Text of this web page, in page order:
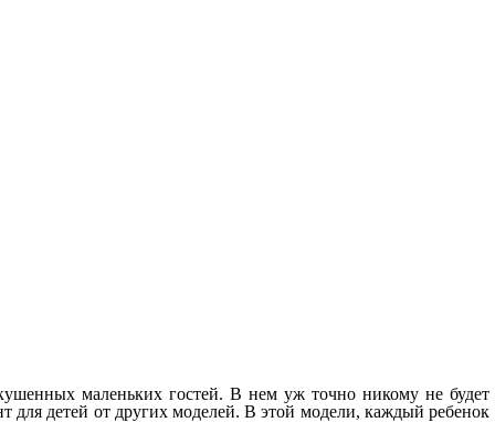
маленьких гостей. В нем уж точно никому не будет
для детей от других моделей. В этой модели, каждый ребенок